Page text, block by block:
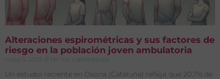
Alteraciones espirométricas y sus factores de
riesgo en la población joven ambulatoria
mayo 5, 2025 No hay comentarios
Un estudio reciente en Osona (Cataluña) refleja que 20,7% de